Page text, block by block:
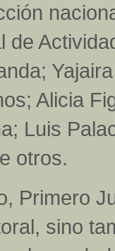
de
Alicia
Luis
otros.
Primero
sino